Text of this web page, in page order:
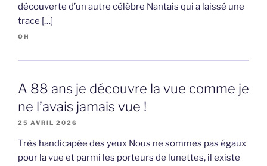
découverte d’un autre célèbre Nantais qui a laissé une
trace […]
OH
A 88 ans je découvre la vue comme je
ne l’avais jamais vue !
25 AVRIL 2026
Très handicapée des yeux Nous ne sommes pas égaux
pour la vue et parmi les porteurs de lunettes, il existe